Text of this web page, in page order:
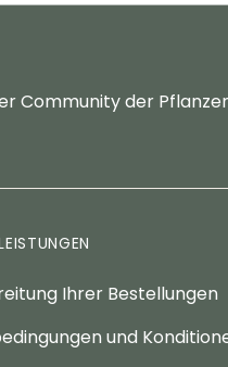
Community der
Ihrer Bestellungen
und